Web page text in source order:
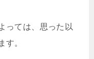
っては、思った以
す。